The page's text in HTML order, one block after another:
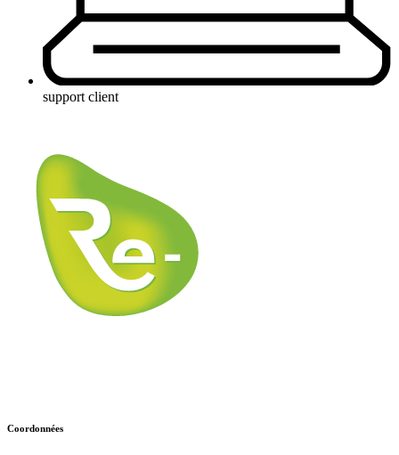
support client
Coordonnées